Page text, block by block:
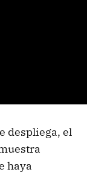
despliega, el
haya